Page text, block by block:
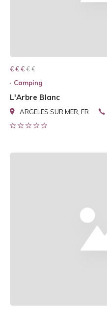
€ € € € €
€ € €
Camping
L'Arbre Blanc
ARGELES SUR MER, FR